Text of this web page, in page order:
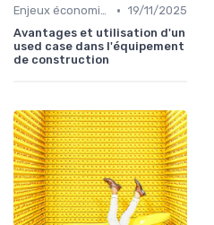
Enjeux économiques et marché B2B • 19/11/2025
Avantages et utilisation d'un
used case dans l'équipement
de construction